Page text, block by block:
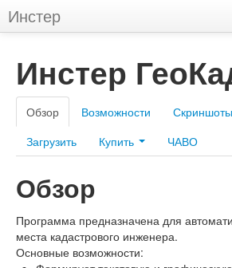
Инстер
Продукты
Инстер ПЛинк
Инстер ГеоКадастр
Новости и события
Дополнительно
Ошибки BDE
Инстер
Обзор Возможности Скриншоты
Загрузить
Купить ЧАВО
Обзор
Программа предназначена для
места кадастрового инженера.
Основные возможности: